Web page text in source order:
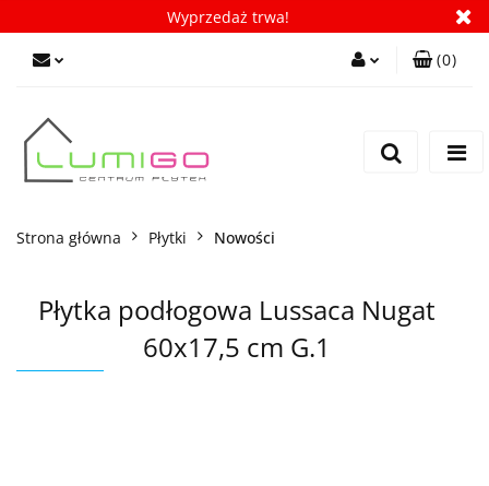
Wyprzedaż trwa!
(0)
Strona główna Płytki Nowości
Płytka podłogowa Lussaca Nugat
60x17,5 cm G.1